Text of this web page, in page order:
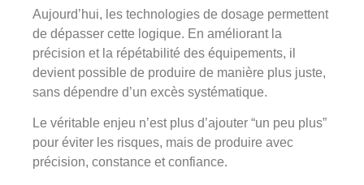
Aujourd’hui, les technologies de dosage permettent
de dépasser cette logique. En améliorant la
précision et la répétabilité des équipements, il
devient possible de produire de manière plus juste,
sans dépendre d’un excès systématique.
Le véritable enjeu n’est plus d’ajouter “un peu plus”
pour éviter les risques, mais de produire avec
précision, constance et confiance.